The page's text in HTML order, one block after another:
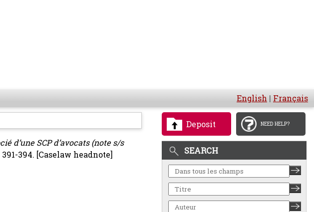
English | Français
Deposit NEED HELP?
SEARCH
d’une SCP d’avocats (note s/s
394. [Caselaw headnote]